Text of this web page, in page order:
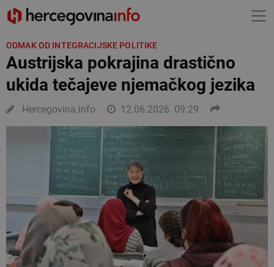
ODMAK OD INTEGRACIJSKE POLITIKE
Austrijska pokrajina drastično
ukida tečajeve njemačkog jezika
Hercegovina.info 12.06.2026. 09:29